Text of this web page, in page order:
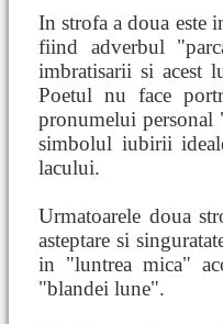
In strofa a doua este
fiind adverbul
imbratisarii si acest
Poetul nu face
pronumelui
simbolul iubirii
lacului.
Urmatoarele doua
asteptare si
in "luntrea mica"
"blandei lune".